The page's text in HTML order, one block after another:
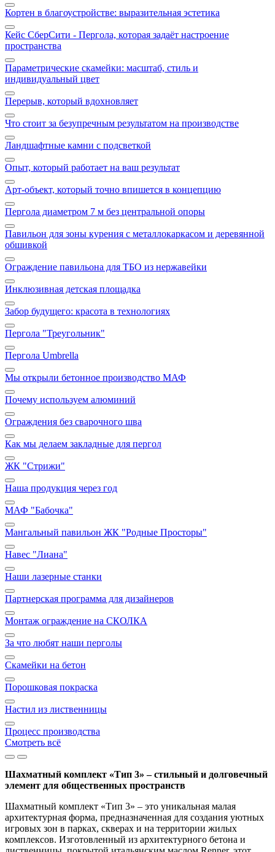
Кортен в благоустройстве: выразительная эстетика
Кейс СберСити - Пергола, которая задаёт настроение
пространства
Параметрические скамейки: масштаб, стиль и
индивидуальный цвет
Перерыв, который вдохновляет
Что стоит за безупречным результатом на производстве
Ландшафтные камни с подсветкой
Опыт, который работает на ваш результат
Арт‑объект, который точно впишется в концепцию
Пергола диаметром 7 м без центральной опоры
Павильон для зоны курения с металлокаркасом и деревянной
обшивкой
Ограждение павильона для ТБО из нержавейки
Инклюзивная детская площадка
Забор будущего: красота в технологиях
Пергола "Треугольник"
Пергола Umbrella
Мы открыли бетонное производство МАФ
Почему используем алюминий
Ограждения без сварочного шва
Как мы делаем закладные для пергол
ЖК "Стрижи"
Наша продукция через год
МАФ "Бабочка"
Мангальный павильон ЖК "Родные Просторы"
Навес "Лиана"
Наши лазерные станки
Партнерская программа для дизайнеров
Монтаж ограждение на СКОЛКА
За что любят наши перголы
Скамейки на бетон
Порошковая покраска
Настил из лиственницы
Процесс производства
Смотреть всё
Шахматный комплект «Тип 3» – стильный и долговечный
элемент для общественных пространств
Шахматный комплект «Тип 3» – это уникальная малая
архитектурная форма, предназначенная для создания уютных
игровых зон в парках, скверах и на территории жилых
комплексов. Изготовленный из архитектурного бетона и